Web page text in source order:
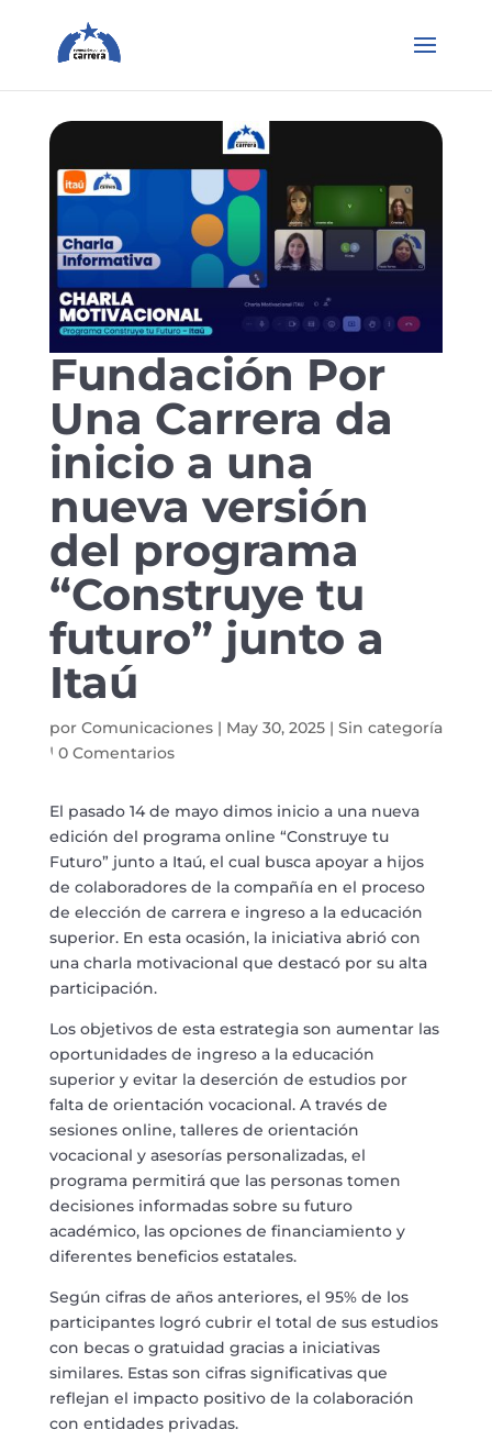
Fundación Por
Una Carrera da
inicio a una
nueva versión
del programa
“Construye tu
futuro” junto a
Itaú
por Comunicaciones| May 30, 2025| Sin categoría
| 0 Comentarios
El pasado 14 de mayo dimos inicio a una nueva
edición del programa online “Construye tu
Futuro” junto a Itaú, el cual busca apoyar a hijos
de colaboradores de la compañía en el proceso
de elección de carrera e ingreso a la educación
superior. En esta ocasión, la iniciativa abrió con
una charla motivacional que destacó por su alta
participación.
Los objetivos de esta estrategia son aumentar las
oportunidades de ingreso a la educación
superior y evitar la deserción de estudios por
falta de orientación vocacional. A través de
sesiones online, talleres de orientación
vocacional y asesorías personalizadas, el
programa permitirá que las personas tomen
decisiones informadas sobre su futuro
académico, las opciones de financiamiento y
diferentes beneficios estatales.
Según cifras de años anteriores, el 95% de los
participantes logró cubrir el total de sus estudios
con becas o gratuidad gracias a iniciativas
similares. Estas son cifras significativas que
reflejan el impacto positivo de la colaboración
con entidades privadas.